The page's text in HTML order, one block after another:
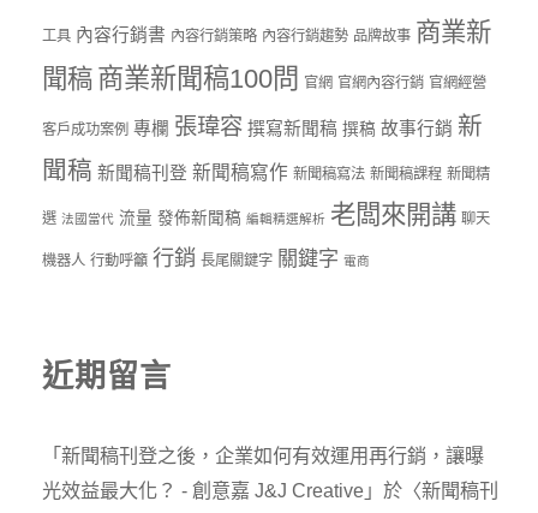
工具 內容行銷書 內容行銷策略 內容行銷趨勢 品牌故事 商業新
聞稿 商業新聞稿100問 官網 官網內容行銷 官網經營
客戶成功案例 專欄 張瑋容 撰寫新聞稿 撰稿 故事行銷 新
聞稿 新聞稿刊登 新聞稿寫作 新聞稿寫法 新聞稿課程 新聞精
選 法國當代 流量 發佈新聞稿 編輯精選解析 老闆來開講 聊天
機器人 行動呼籲 行銷 長尾關鍵字 關鍵字 電商
近期留言
「 新聞稿刊登之後，企業如何有效運用再行銷，讓曝
光效益最大化？ - 創意嘉 J&J Creative 」於〈新聞稿刊